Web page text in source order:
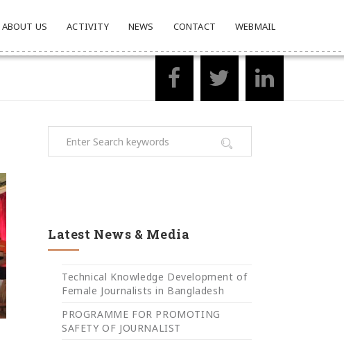
ABOUT US ACTIVITY NEWS CONTACT WEBMAIL
Latest News & Media
Technical Knowledge Development of
Female Journalists in Bangladesh
PROGRAMME FOR PROMOTING
SAFETY OF JOURNALIST